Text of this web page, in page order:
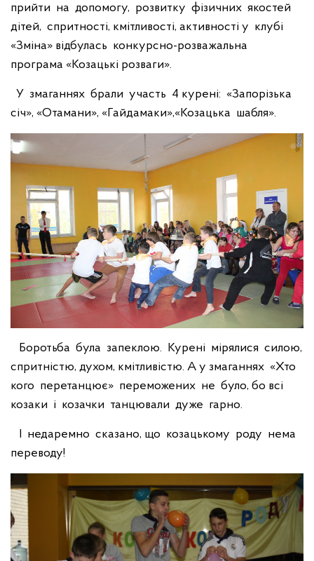
прийти на допомогу, розвитку фізичних якостей
дітей, спритності, кмітливості, активності у клубі
«Зміна» відбулась конкурсно-розважальна
програма «Козацькі розваги».
У змаганнях брали участь 4 курені: «Запорізька
січ», «Отамани», «Гайдамаки»,«Козацька шабля».
Боротьба була запеклою. Курені мірялися силою,
спритністю, духом, кмітливістю. А у змаганнях «Хто
кого перетанцює» переможених не було, бо всі
козаки і козачки танцювали дуже гарно.
І недаремно сказано, що козацькому роду нема
переводу!